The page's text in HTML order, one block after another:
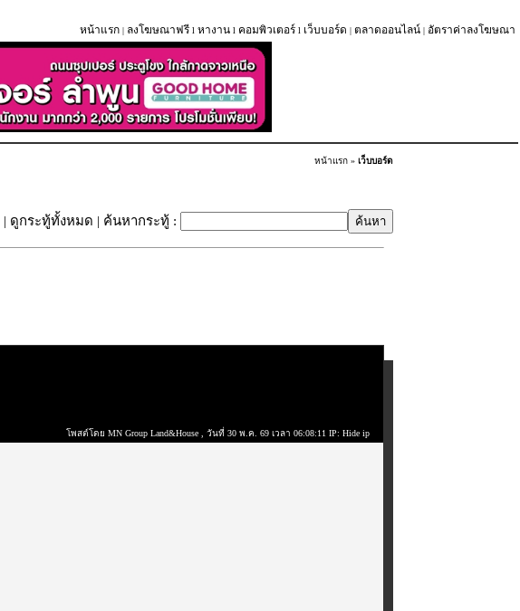
หน้าแรก | ลงโฆษณาฟรี l หางาน l คอมพิวเตอร์ l เว็บบอร์ด | ตลาดออนไลน์ | อัตราค่าลงโฆษณา
หน้าแรก » เว็บบอร์ด
| ดูกระทู้ทั้งหมด | ค้นหากระทู้ :
โพสต์โดย MN Group Land&House , วันที่ 30 พ.ค. 69 เวลา 06:08:11 IP: Hide ip